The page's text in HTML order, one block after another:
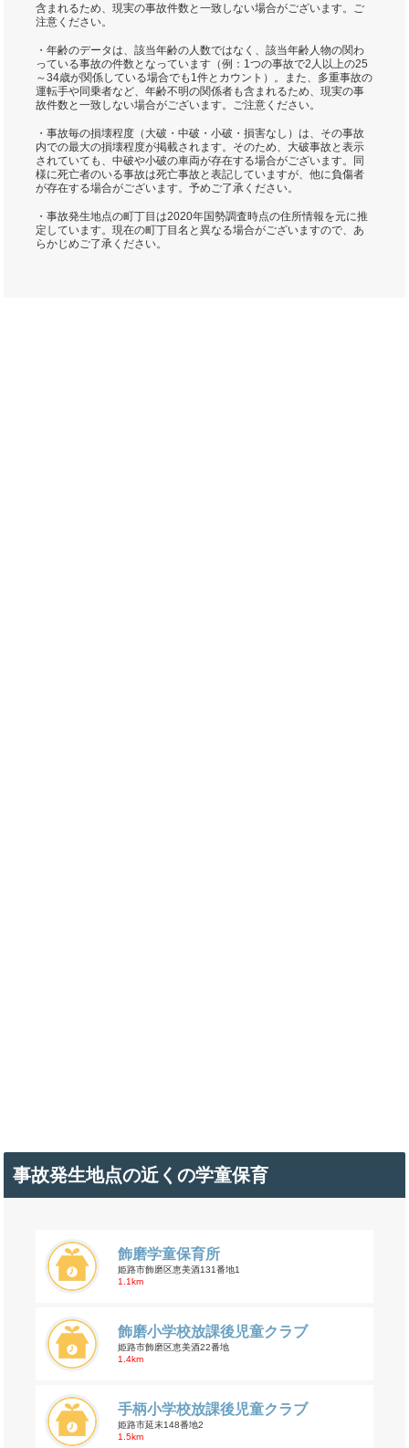
含まれるため、現実の事故件数と一致しない場合がございます。ご
注意ください。
・年齢のデータは、該当年齢の人数ではなく、該当年齢人物の関わ
っている事故の件数となっています（例：1つの事故で2人以上の25
～34歳が関係している場合でも1件とカウント）。また、多重事故の
運転手や同乗者など、年齢不明の関係者も含まれるため、現実の事
故件数と一致しない場合がございます。ご注意ください。
・事故毎の損壊程度（大破・中破・小破・損害なし）は、その事故
内での最大の損壊程度が掲載されます。そのため、大破事故と表示
されていても、中破や小破の車両が存在する場合がございます。同
様に死亡者のいる事故は死亡事故と表記していますが、他に負傷者
が存在する場合がございます。予めご了承ください。
・事故発生地点の町丁目は2020年国勢調査時点の住所情報を元に推
定しています。現在の町丁目名と異なる場合がございますので、あ
らかじめご了承ください。
事故発生地点の近くの学童保育
飾磨学童保育所
姫路市飾磨区恵美酒131番地1
1.1km
飾磨小学校放課後児童クラブ
姫路市飾磨区恵美酒22番地
1.4km
手柄小学校放課後児童クラブ
姫路市延末148番地2
1.5km